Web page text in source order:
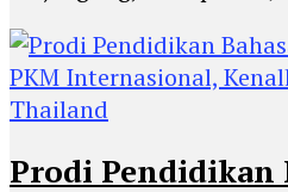
Prodi Pendidikan